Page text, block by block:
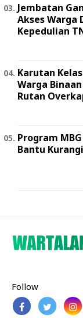
Jembatan
Akses Warga
Kepedulian
Karutan
Warga
Rutan
Program
Bantu
Follow